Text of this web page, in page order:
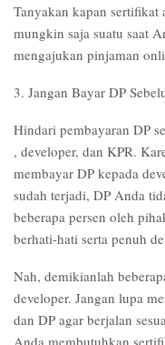
Tanyakan kapan sertifikat
mungkin saja suatu saat
mengajukan pinjaman
3. Jangan Bayar DP
Hindari pembayaran DP
, developer, dan KPR.
membayar DP kepada
sudah terjadi, DP Anda
beberapa persen oleh
berhati-hati serta penuh
Nah, demikianlah
developer. Jangan lupa
dan DP agar berjalan